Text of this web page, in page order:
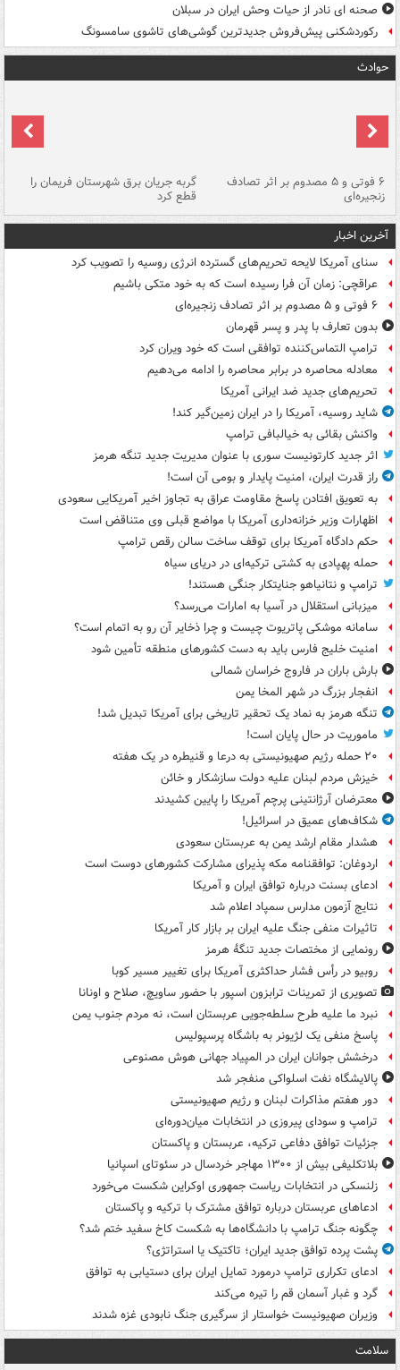
صحنه ای نادر از حیات وحش ایران در سبلان
رکوردشکنی پیش‌فروش جدیدترین گوشی‌های تاشوی سامسونگ
حوادث
۶ فوتی و ۵ مصدوم بر اثر تصادف
زنجیره‌ای
گربه جریان برق شهرستان فریمان را
قطع کرد
آخرین اخبار
سنای آمریکا لایحه تحریم‌های گسترده انرژی روسیه را تصویب کرد
عراقچی: زمان آن فرا رسیده است که به خود متکی باشیم
۶ فوتی و ۵ مصدوم بر اثر تصادف زنجیره‌ای
بدون تعارف با پدر و پسر قهرمان
ترامپ التماس‌کننده توافقی است که خود ویران کرد
معادله محاصره در برابر محاصره را ادامه می‌دهیم
تحریم‌های جدید ضد ایرانی آمریکا
شاید روسیه، آمریکا را در ایران زمین‌گیر کند!
واکنش بقائی به خیالبافی ترامپ
اثر جدید کارتونیست سوری با عنوان مدیریت جدید تنگه هرمز
راز قدرت ایران، امنیت پایدار و بومی آن است!
به تعویق افتادن پاسخ مقاومت عراق به تجاوز اخیر آمریکایی سعودی
اظهارات وزیر خزانه‌داری آمریکا با مواضع قبلی وی متناقض است
حکم دادگاه آمریکا برای توقف ساخت سالن رقص ترامپ
حمله پهپادی به کشتی ترکیه‌ای در دریای سیاه
ترامپ و نتانیاهو جنایتکار جنگی هستند!
میزبانی استقلال در آسیا به امارات می‌رسد؟
سامانه موشکی پاتریوت چیست و چرا ذخایر آن رو به اتمام است؟
امنیت خلیج فارس باید به دست کشورهای منطقه تأمین شود
بارش باران در فاروج خراسان شمالی
انفجار بزرگ در شهر المخا یمن
تنگه هرمز به نماد یک تحقیر تاریخی برای آمریکا تبدیل شد!
ماموریت در حال پایان است!
۲۰ حمله رژیم صهیونیستی به درعا و قنیطره در یک هفته
خیزش مردم لبنان علیه دولت سازشکار و خائن
معترضان آرژانتینی پرچم آمریکا را پایین کشیدند
شکاف‌های عمیق در اسرائیل!
هشدار مقام ارشد یمن به عربستان سعودی
اردوغان: توافقنامه مکه پذیرای مشارکت کشورهای دوست است
ادعای بسنت درباره توافق ایران و آمریکا
نتایج آزمون مدارس سمپاد اعلام شد
تاثیرات منفی جنگ علیه ایران بر بازار کار آمریکا
رونمایی از مختصات جدید تنگۀ هرمز
روبیو در رأس فشار حداکثری آمریکا برای تغییر مسیر کوبا
تصویری از تمرینات ترابزون اسپور با حضور ساویچ، صلاح و اونانا
نبرد ما علیه طرح سلطه‌جویی عربستان است، نه مردم جنوب یمن
پاسخ منفی یک لژیونر به باشگاه پرسپولیس
درخشش جوانان ایران در المپیاد جهانی هوش مصنوعی
پالایشگاه نفت اسلواکی منفجر شد
دور هفتم مذاکرات لبنان و رژیم صهیونیستی
ترامپ و سودای پیروزی در انتخابات میان‌دوره‌ای
جزئیات توافق دفاعی ترکیه، عربستان و پاکستان
بلاتکلیفی بیش از ۱۳۰۰ مهاجر خردسال در سئوتای اسپانیا
زلنسکی در انتخابات ریاست جمهوری اوکراین شکست می‌خورد
ادعاهای عربستان درباره توافق مشترک با ترکیه و پاکستان
چگونه جنگ ترامپ با دانشگاه‌ها به شکست کاخ سفید ختم شد؟
پشت پرده توافق جدید ایران؛ تاکتیک یا استراتژی؟
ادعای تکراری ترامپ درمورد تمایل ایران برای دستیابی به توافق
گرد و غبار آسمان قم را تیره می‌کند
وزیران صهیونیست خواستار از سرگیری جنگ نابودی غزه شدند
سلامت